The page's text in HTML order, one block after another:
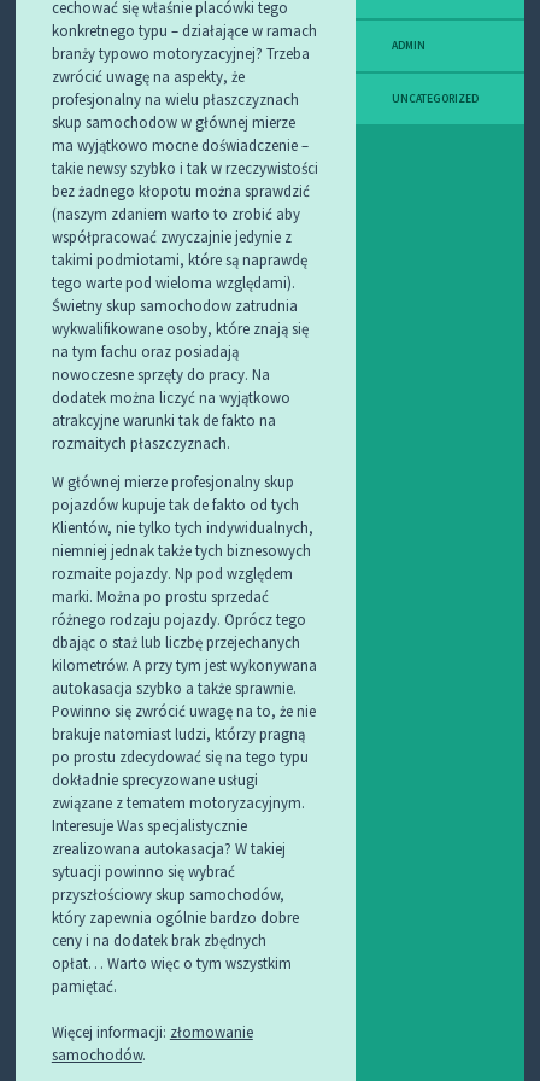
cechować się właśnie placówki tego
konkretnego typu – działające w ramach
branży typowo motoryzacyjnej? Trzeba
zwrócić uwagę na aspekty, że
profesjonalny na wielu płaszczyznach
skup samochodow w głównej mierze
ma wyjątkowo mocne doświadczenie –
takie newsy szybko i tak w rzeczywistości
bez żadnego kłopotu można sprawdzić
(naszym zdaniem warto to zrobić aby
współpracować zwyczajnie jedynie z
takimi podmiotami, które są naprawdę
tego warte pod wieloma względami).
Świetny skup samochodow zatrudnia
wykwalifikowane osoby, które znają się
na tym fachu oraz posiadają
nowoczesne sprzęty do pracy. Na
dodatek można liczyć na wyjątkowo
atrakcyjne warunki tak de fakto na
rozmaitych płaszczyznach.
W głównej mierze profesjonalny skup
pojazdów kupuje tak de fakto od tych
Klientów, nie tylko tych indywidualnych,
niemniej jednak także tych biznesowych
rozmaite pojazdy. Np pod względem
marki. Można po prostu sprzedać
różnego rodzaju pojazdy. Oprócz tego
dbając o staż lub liczbę przejechanych
kilometrów. A przy tym jest wykonywana
autokasacja szybko a także sprawnie.
Powinno się zwrócić uwagę na to, że nie
brakuje natomiast ludzi, którzy pragną
po prostu zdecydować się na tego typu
dokładnie sprecyzowane usługi
związane z tematem motoryzacyjnym.
Interesuje Was specjalistycznie
zrealizowana autokasacja? W takiej
sytuacji powinno się wybrać
przyszłościowy skup samochodów,
który zapewnia ogólnie bardzo dobre
ceny i na dodatek brak zbędnych
opłat… Warto więc o tym wszystkim
pamiętać.
Więcej informacji: złomowanie
samochodów.
ADMIN
UNCATEGORIZED